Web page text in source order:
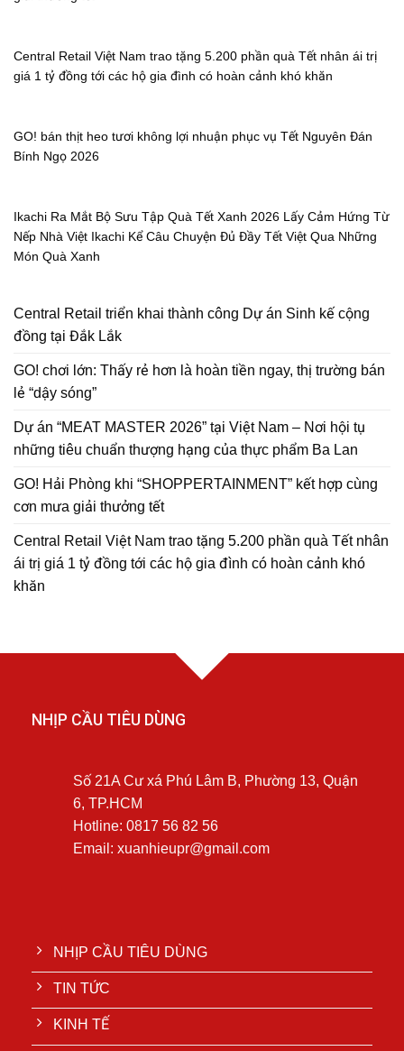
Central Retail Việt Nam trao tặng 5.200 phần quà Tết nhân ái trị
giá 1 tỷ đồng tới các hộ gia đình có hoàn cảnh khó khăn
GO! bán thịt heo tươi không lợi nhuận phục vụ Tết Nguyên Đán
Bính Ngọ 2026
Ikachi Ra Mắt Bộ Sưu Tập Quà Tết Xanh 2026 Lấy Cảm Hứng Từ
Nếp Nhà Việt Ikachi Kể Câu Chuyện Đủ Đầy Tết Việt Qua Những
Món Quà Xanh
Central Retail triển khai thành công Dự án Sinh kế cộng
đồng tại Đắk Lắk
GO! chơi lớn: Thấy rẻ hơn là hoàn tiền ngay, thị trường bán
lẻ “dậy sóng”
Dự án “MEAT MASTER 2026” tại Việt Nam – Nơi hội tụ
những tiêu chuẩn thượng hạng của thực phẩm Ba Lan
GO! Hải Phòng khi “SHOPPERTAINMENT” kết hợp cùng
cơn mưa giải thưởng tết
Central Retail Việt Nam trao tặng 5.200 phần quà Tết nhân
ái trị giá 1 tỷ đồng tới các hộ gia đình có hoàn cảnh khó
khăn
NHỊP CẦU TIÊU DÙNG
Số 21A Cư xá Phú Lâm B, Phường 13, Quận
6, TP.HCM
Hotline: 0817 56 82 56
Email: xuanhieupr@gmail.com
NHỊP CẦU TIÊU DÙNG
TIN TỨC
KINH TẾ